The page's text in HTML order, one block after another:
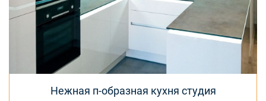
Нежная п-образная кухня студия